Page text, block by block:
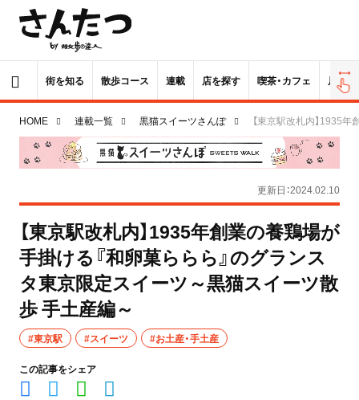
街を知る 散歩コース 連載 店を探す 喫茶・カフェ 居酒屋
HOME 連載一覧 黒猫スイーツさんぽ 【東京駅改札内】1935
更新日：2024.02.10
【東京駅改札内】1935年創業の養鶏場が
手掛ける『和卵菓ららら』のグランス
タ東京限定スイーツ～黒猫スイーツ散
歩 手土産編～
#東京駅 #スイーツ #お土産・手土産
この記事をシェア